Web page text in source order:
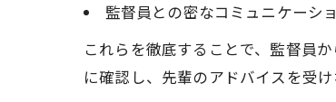
監督員との密なコミュニケーシ
これらを徹底することで、監督員
に確認し、先輩のアドバイスを受